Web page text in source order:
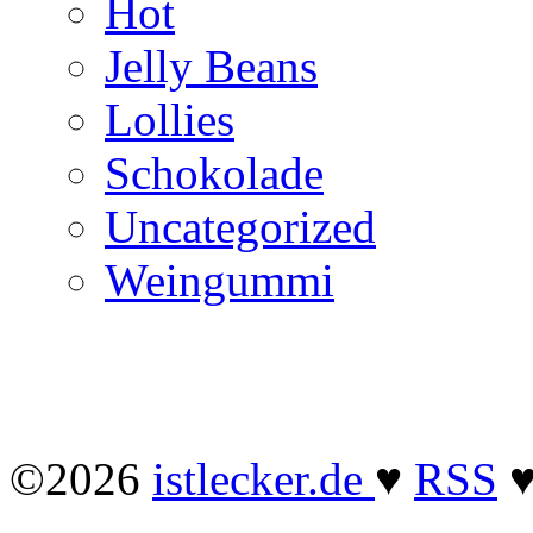
Hot
Jelly Beans
Lollies
Schokolade
Uncategorized
Weingummi
©2026 istlecker.de ♥ RSS